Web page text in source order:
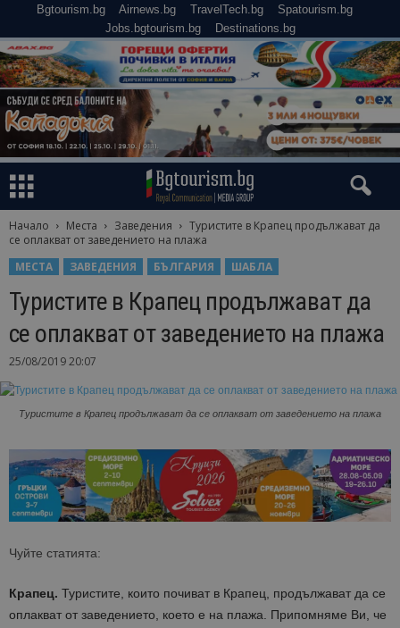
Bgtourism.bg Airnews.bg TravelTech.bg
Spatourism.bg
Jobs.bgtourism.bg
Destinations.bg
Начало Места Заведения
Туристите в Крапец продължават да
се оплакват от заведението на плажа
МЕСТА
ЗАВЕДЕНИЯ БЪЛГАРИЯ ШАБЛА
Туристите в Крапец продължават да
се оплакват от заведението на плажа
25/08/2019 20:07
Туристите в Крапец продължават да се оплакват от заведението на плажа
Чуйте статията:
Крапец. Туристите, които почиват в Крапец, продължават да се
оплакват от заведението, което е на плажа. Припомняме Ви, че